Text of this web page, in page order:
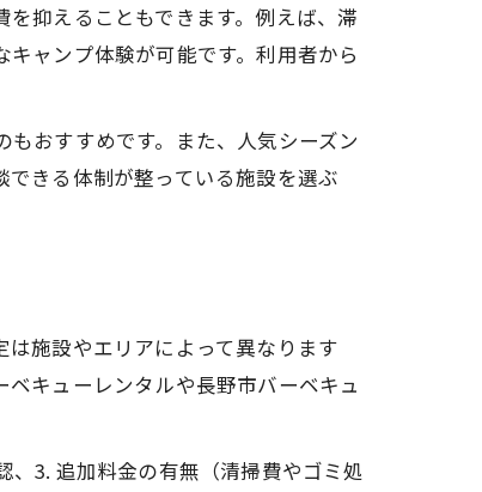
抑えることもできます。例えば、滞
ャンプ体験が可能です。利用者から
おすすめです。また、人気シーズン
きる体制が整っている施設を選ぶ
施設やエリアによって異なります
キューレンタルや長野市バーベキュ
3. 追加料金の有無（清掃費やゴミ処